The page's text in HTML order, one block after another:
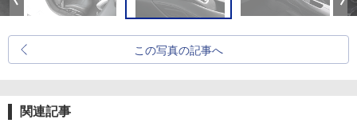
この写真の記事へ
関連記事